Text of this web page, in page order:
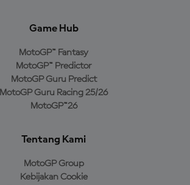
Game Hub
MotoGP™ Fantasy
MotoGP™ Predictor
MotoGP Guru Predict
MotoGP Guru Racing 25/26
MotoGP™26
Tentang Kami
MotoGP Group
Kebijakan Cookie